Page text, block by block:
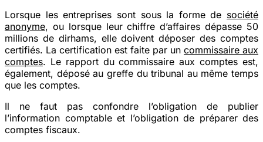
Lorsque les entreprises sont sous la forme de société
anonyme, ou lorsque leur chiffre d’affaires dépasse 50
millions de dirhams, elle doivent déposer des comptes
certifiés. La certification est faite par un commissaire aux
comptes. Le rapport du commissaire aux comptes est,
également, déposé au greffe du tribunal au même temps
que les comptes.
Il ne faut pas confondre l’obligation de publier
l’information comptable et l’obligation de préparer des
comptes fiscaux.